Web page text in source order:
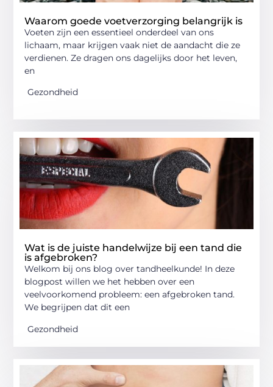
Waarom goede voetverzorging belangrijk is
Voeten zijn een essentieel onderdeel van ons
lichaam, maar krijgen vaak niet de aandacht die ze
verdienen. Ze dragen ons dagelijks door het leven,
en
Gezondheid
Wat is de juiste handelwijze bij een tand die
is afgebroken?
Welkom bij ons blog over tandheelkunde! In deze
blogpost willen we het hebben over een
veelvoorkomend probleem: een afgebroken tand.
We begrijpen dat dit een
Gezondheid